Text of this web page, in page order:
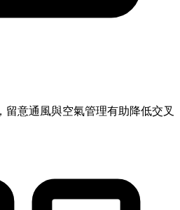
留意通風與空氣管理有助降低交叉